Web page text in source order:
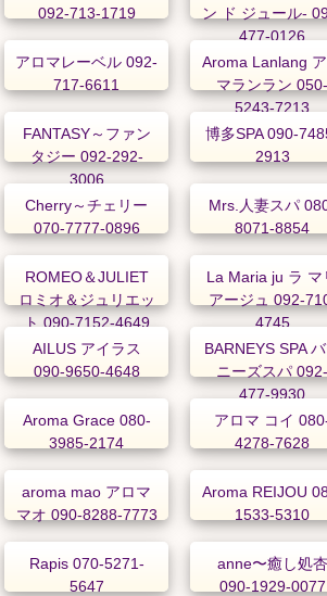
092-713-1719
ン ド ジュール-
477-0126
アロマレーベル 092-
717-6611
Aroma Lanlang
マランラン 050-
5243-7213
FANTASY～ファン
タジー 092-292-
3006
博多SPA 090-
2913
Cherry～チェリー
070-7777-0896
Mrs.人妻スパ
8071-8854
ROMEO＆JULIET
ロミオ＆ジュリエッ
ト 090-7152-4649
La Maria ju ラ マ
アージュ 092-
4745
AILUS アイラス
090-9650-4648
BARNEYS SPA
ニーズスパ 092-
477-9930
Aroma Grace 080-
3985-2174
アロマ コイ
4278-7628
aroma mao アロマ
マオ 090-8288-7773
Aroma REIJOU
1533-5310
Rapis 070-5271-
5647
anne〜癒し処杏
090-1929-0077